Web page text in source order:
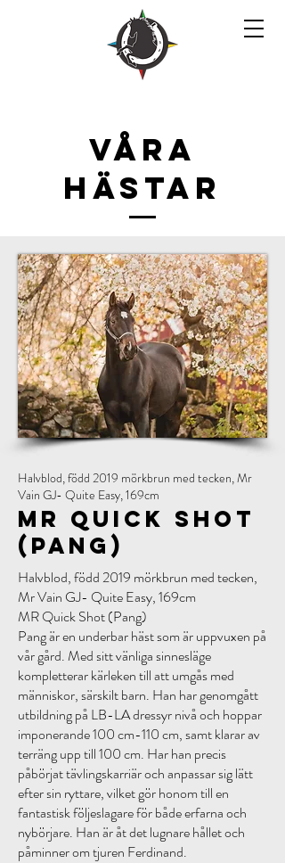
Våra
Hästar
Halvblod, född 2019 mörkbrun med tecken, Mr
Vain GJ- Quite Easy, 169cm
MR Quick Shot
(Pang)
Halvblod, född 2019 mörkbrun med tecken,
Mr Vain GJ- Quite Easy, 169cm
MR Quick Shot (Pang)
Pang är en underbar häst som är uppvuxen på
vår gård. Med sitt vänliga sinnesläge
kompletterar kärleken till att umgås med
människor, särskilt barn. Han har genomgått
utbildning på LB-LA dressyr nivå och hoppar
imponerande 100 cm-110 cm, samt klarar av
terräng upp till 100 cm. Har han precis
påbörjat tävlingskarriär och anpassar sig lätt
efter sin ryttare, vilket gör honom till en
fantastisk följeslagare för både erfarna och
nybörjare. Han är åt det lugnare hållet och
påminner om tjuren Ferdinand.